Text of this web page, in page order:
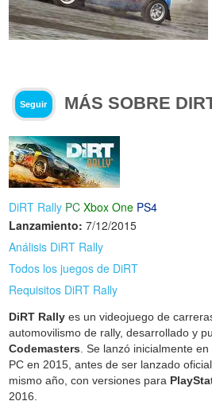
Seguir MÁS SOBRE
DiRT Rally PC Xbox One PS4
Lanzamiento: 7/12/2015
Análisis DiRT Rally
Todos los juegos de DiRT
Requisitos DiRT Rally
DiRT Rally es un videojuego de
automovilismo de rally, desarrollado y
Codemasters. Se lanzó inicialmente
PC en 2015, antes de ser lanzado
mismo año, con versiones para
2016.